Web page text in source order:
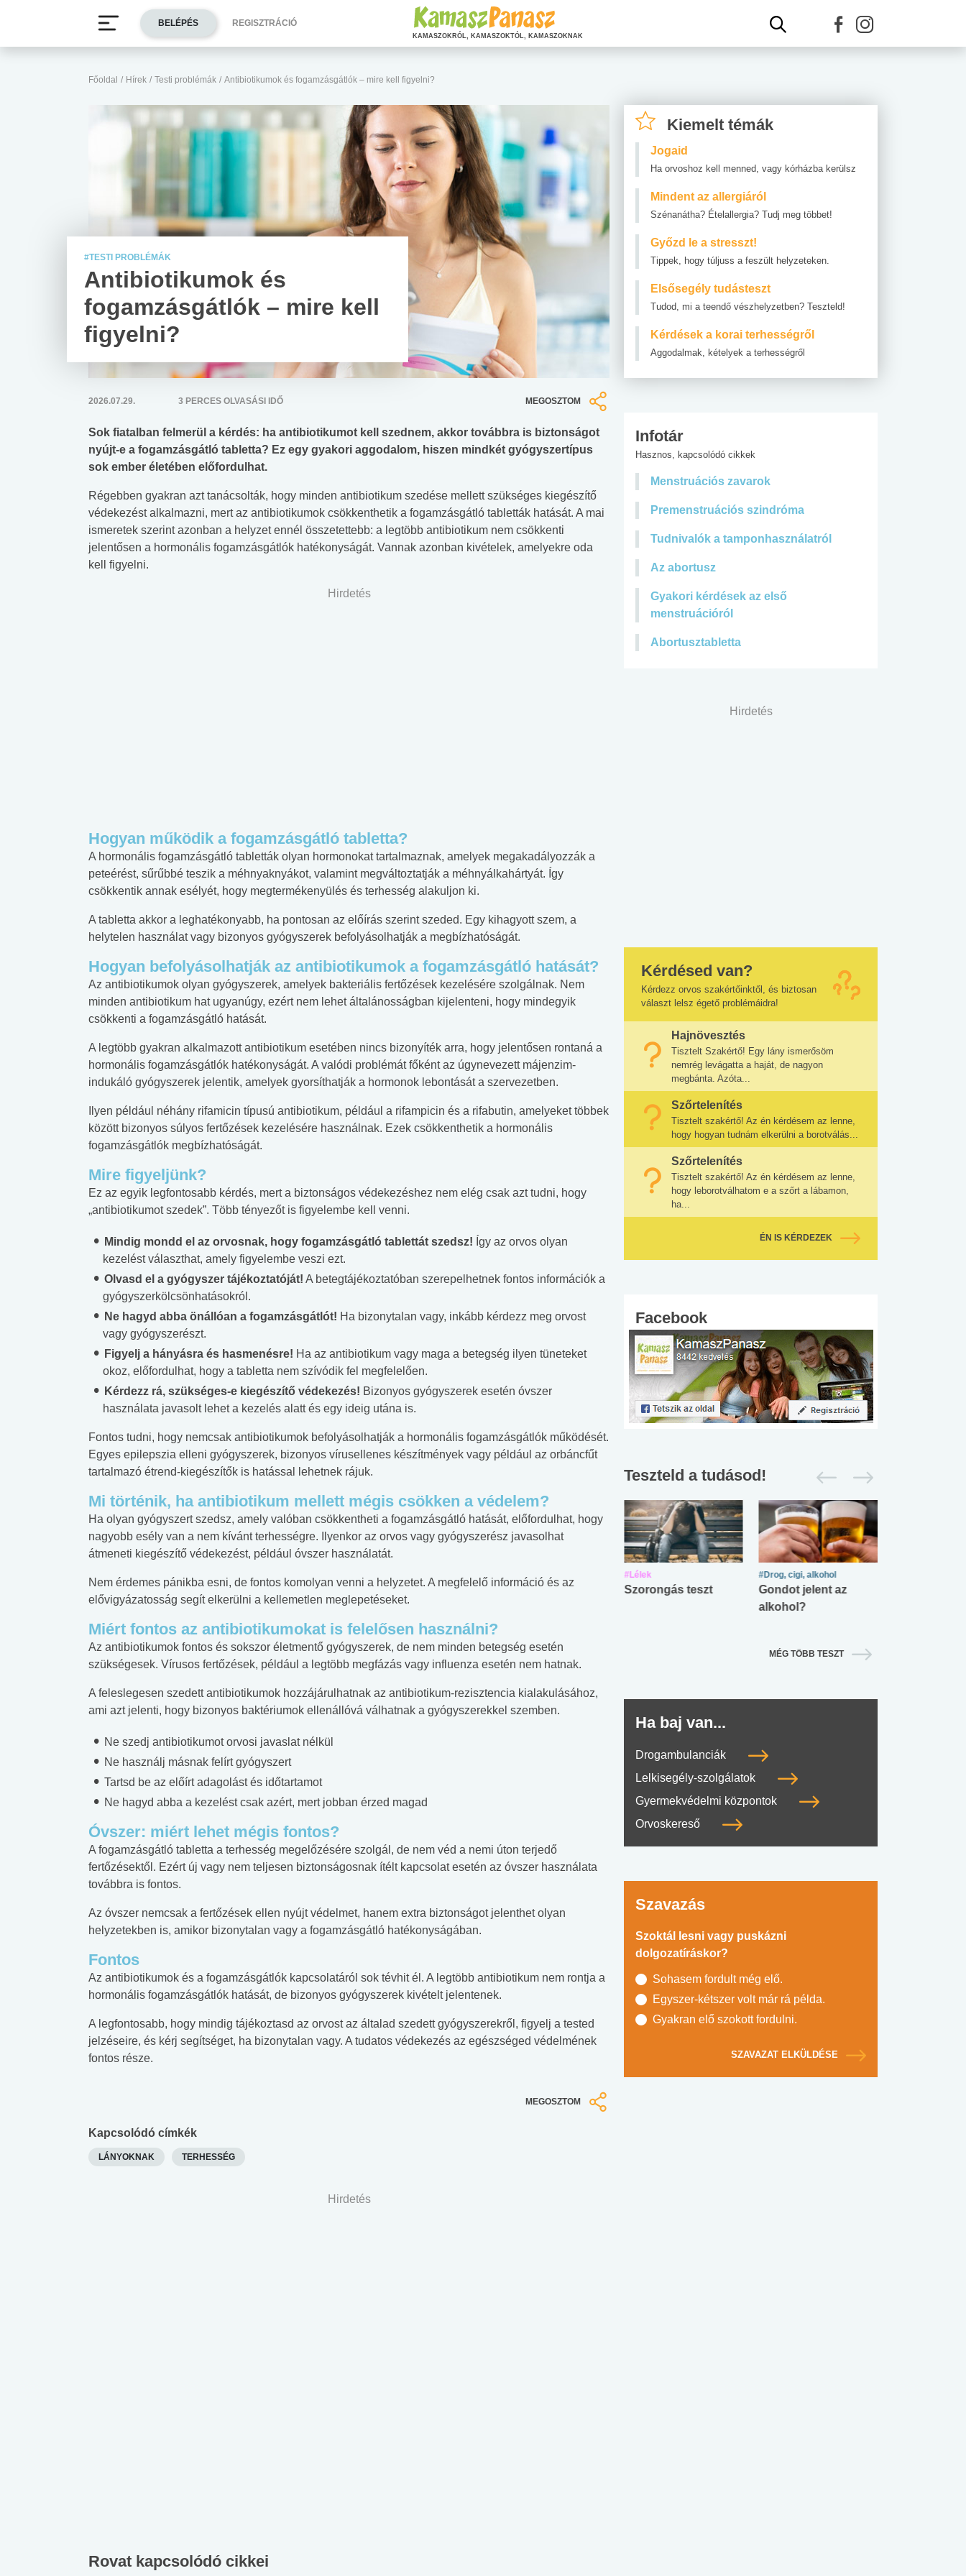
Főoldal / Hírek / Testi problémák / Antibiotikumok és fogamzásgátlók – mire kell figyelni?
#TESTI PROBLÉMÁK
Antibiotikumok és
fogamzásgátlók – mire kell
figyelni?
2026.07.29. 3 PERCES OLVASÁSI IDŐ MEGOSZTOM
Sok fiatalban felmerül a kérdés: ha antibiotikumot kell szednem, akkor továbbra is biztonságot
nyújt-e a fogamzásgátló tabletta? Ez egy gyakori aggodalom, hiszen mindkét gyógyszertípus
sok ember életében előfordulhat.
Régebben gyakran azt tanácsolták, hogy minden antibiotikum szedése mellett szükséges kiegészítő
védekezést alkalmazni, mert az antibiotikumok csökkenthetik a fogamzásgátló tabletták hatását. A mai
ismeretek szerint azonban a helyzet ennél összetettebb: a legtöbb antibiotikum nem csökkenti
jelentősen a hormonális fogamzásgátlók hatékonyságát. Vannak azonban kivételek, amelyekre oda
kell figyelni.
Hirdetés
Hogyan működik a fogamzásgátló tabletta?
A hormonális fogamzásgátló tabletták olyan hormonokat tartalmaznak, amelyek megakadályozzák a
peteérést, sűrűbbé teszik a méhnyaknyákot, valamint megváltoztatják a méhnyálkahártyát. Így
csökkentik annak esélyét, hogy megtermékenyülés és terhesség alakuljon ki.
A tabletta akkor a leghatékonyabb, ha pontosan az előírás szerint szeded. Egy kihagyott szem, a
helytelen használat vagy bizonyos gyógyszerek befolyásolhatják a megbízhatóságát.
Hogyan befolyásolhatják az antibiotikumok a fogamzásgátló hatását?
Az antibiotikumok olyan gyógyszerek, amelyek bakteriális fertőzések kezelésére szolgálnak. Nem
minden antibiotikum hat ugyanúgy, ezért nem lehet általánosságban kijelenteni, hogy mindegyik
csökkenti a fogamzásgátló hatását.
A legtöbb gyakran alkalmazott antibiotikum esetében nincs bizonyíték arra, hogy jelentősen rontaná a
hormonális fogamzásgátlók hatékonyságát. A valódi problémát főként az úgynevezett májenzim-
indukáló gyógyszerek jelentik, amelyek gyorsíthatják a hormonok lebontását a szervezetben.
Ilyen például néhány rifamicin típusú antibiotikum, például a rifampicin és a rifabutin, amelyeket többek
között bizonyos súlyos fertőzések kezelésére használnak. Ezek csökkenthetik a hormonális
fogamzásgátlók megbízhatóságát.
Mire figyeljünk?
Ez az egyik legfontosabb kérdés, mert a biztonságos védekezéshez nem elég csak azt tudni, hogy
„antibiotikumot szedek”. Több tényezőt is figyelembe kell venni.
Mindig mondd el az orvosnak, hogy fogamzásgátló tablettát szedsz! Így az orvos olyan
kezelést választhat, amely figyelembe veszi ezt.
Olvasd el a gyógyszer tájékoztatóját! A betegtájékoztatóban szerepelhetnek fontos információk a
gyógyszerkölcsönhatásokról.
Ne hagyd abba önállóan a fogamzásgátlót! Ha bizonytalan vagy, inkább kérdezz meg orvost
vagy gyógyszerészt.
Figyelj a hányásra és hasmenésre! Ha az antibiotikum vagy maga a betegség ilyen tüneteket
okoz, előfordulhat, hogy a tabletta nem szívódik fel megfelelően.
Kérdezz rá, szükséges-e kiegészítő védekezés! Bizonyos gyógyszerek esetén óvszer
használata javasolt lehet a kezelés alatt és egy ideig utána is.
Fontos tudni, hogy nemcsak antibiotikumok befolyásolhatják a hormonális fogamzásgátlók működését.
Egyes epilepszia elleni gyógyszerek, bizonyos vírusellenes készítmények vagy például az orbáncfűt
tartalmazó étrend-kiegészítők is hatással lehetnek rájuk.
Mi történik, ha antibiotikum mellett mégis csökken a védelem?
Ha olyan gyógyszert szedsz, amely valóban csökkentheti a fogamzásgátló hatását, előfordulhat, hogy
nagyobb esély van a nem kívánt terhességre. Ilyenkor az orvos vagy gyógyszerész javasolhat
átmeneti kiegészítő védekezést, például óvszer használatát.
Nem érdemes pánikba esni, de fontos komolyan venni a helyzetet. A megfelelő információ és az
elővigyázatosság segít elkerülni a kellemetlen meglepetéseket.
Miért fontos az antibiotikumokat is felelősen használni?
Az antibiotikumok fontos és sokszor életmentő gyógyszerek, de nem minden betegség esetén
szükségesek. Vírusos fertőzések, például a legtöbb megfázás vagy influenza esetén nem hatnak.
A feleslegesen szedett antibiotikumok hozzájárulhatnak az antibiotikum-rezisztencia kialakulásához,
ami azt jelenti, hogy bizonyos baktériumok ellenállóvá válhatnak a gyógyszerekkel szemben.
Ne szedj antibiotikumot orvosi javaslat nélkül
Ne használj másnak felírt gyógyszert
Tartsd be az előírt adagolást és időtartamot
Ne hagyd abba a kezelést csak azért, mert jobban érzed magad
Óvszer: miért lehet mégis fontos?
A fogamzásgátló tabletta a terhesség megelőzésére szolgál, de nem véd a nemi úton terjedő
fertőzésektől. Ezért új vagy nem teljesen biztonságosnak ítélt kapcsolat esetén az óvszer használata
továbbra is fontos.
Az óvszer nemcsak a fertőzések ellen nyújt védelmet, hanem extra biztonságot jelenthet olyan
helyzetekben is, amikor bizonytalan vagy a fogamzásgátló hatékonyságában.
Fontos
Az antibiotikumok és a fogamzásgátlók kapcsolatáról sok tévhit él. A legtöbb antibiotikum nem rontja a
hormonális fogamzásgátlók hatását, de bizonyos gyógyszerek kivételt jelentenek.
A legfontosabb, hogy mindig tájékoztasd az orvost az általad szedett gyógyszerekről, figyelj a tested
jelzéseire, és kérj segítséget, ha bizonytalan vagy. A tudatos védekezés az egészséged védelmének
fontos része.
MEGOSZTOM
Kapcsolódó címkék
LÁNYOKNAK TERHESSÉG
Hirdetés
Rovat kapcsolódó cikkei
Kiemelt témák
Jogaid
Ha orvoshoz kell menned, vagy kórházba kerülsz
Mindent az allergiáról
Szénanátha? Ételallergia? Tudj meg többet!
Győzd le a stresszt!
Tippek, hogy túljuss a feszült helyzeteken.
Elsősegély tudásteszt
Tudod, mi a teendő vészhelyzetben? Teszteld!
Kérdések a korai terhességről
Aggodalmak, kételyek a terhességről
Infotár
Hasznos, kapcsolódó cikkek
Menstruációs zavarok
Premenstruációs szindróma
Tudnivalók a tamponhasználatról
Az abortusz
Gyakori kérdések az első
menstruációról
Abortusztabletta
Hirdetés
Kérdésed van?
Kérdezz orvos szakértőinktől, és biztosan
választ lelsz égető problémáidra!
Hajnövesztés
Tisztelt Szakértő! Egy lány ismerősöm
nemrég levágatta a haját, de nagyon
megbánta. Azóta...
Szőrtelenítés
Tisztelt szakértő! Az én kérdésem az lenne,
hogy hogyan tudnám elkerülni a borotválás...
Szőrtelenítés
Tisztelt szakértő! Az én kérdésem az lenne,
hogy leborotválhatom e a szőrt a lábamon,
ha...
ÉN IS KÉRDEZEK
Facebook
Teszteld a tudásod!
#Zöldövezet
Mekkora az ökológiai
lábnyomod?
Elsősegély
tudásteszt
Angol középfokú
nyelvvizsga teszt -
No.42
#Suli, munka
Internet-függőség
#Lélek
Szorongás teszt
#Drog, cigi, alkohol
Gondot jelent az
alkohol?
MÉG TÖBB TESZT
Ha baj van...
Drogambulanciák
Lelkisegély-szolgálatok
Gyermekvédelmi központok
Orvoskereső
Szavazás
Szoktál lesni vagy puskázni
dolgozatíráskor?
Sohasem fordult még elő.
Egyszer-kétszer volt már rá példa.
Gyakran elő szokott fordulni.
SZAVAZAT ELKÜLDÉSE
BELÉPÉS REGISZTRÁCIÓ
KAMASZOKRÓL, KAMASZOKTÓL, KAMASZOKNAK